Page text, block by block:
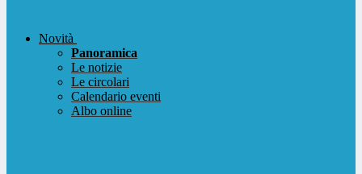
Novità
Panoramica
Le notizie
Le circolari
Calendario eventi
Albo online